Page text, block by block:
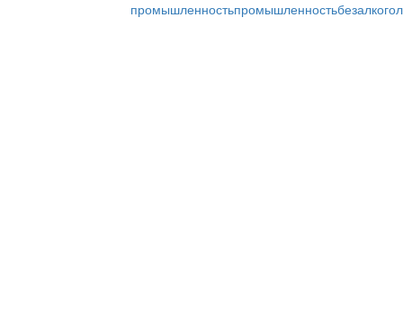
промышленностьпромышленность